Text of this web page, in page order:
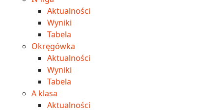
Aktualności
Wyniki
Tabela
Okręgówka
Aktualności
Wyniki
Tabela
A klasa
Aktualności